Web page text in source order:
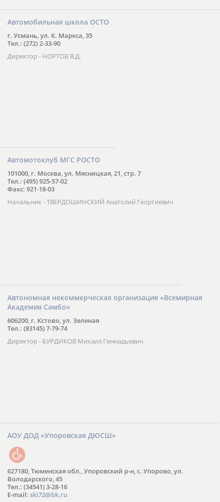
Автомобильная школа ОСТО
г. Усмань, ул. К. Маркса, 35
Тел.: (272) 2-33-90
Директор - НОРТОВ В.Д.
Автомотоклуб МГС РОСТО
101000, г. Москва, ул. Мясницкая, 21, стр. 7
Тел.: (495) 925-57-02
Факс: 921-18-03
Начальник - ТВЕРДОШИНСКИЙ Анатолий Георгиевич
Автономная некоммерческая организация «Всемирная
Академия Самбо»
606200, г. Кстово, ул. Зеленая
Тел.: (83145) 7-79-74
Директор - БУРДИКОВ Михаил Геннадьевич
АОУ ДОД «Упоровская ДЮСШ»
627180, Тюменская обл., Упоровский р-н, с. Упорово, ул.
Володарского, 45
Тел.: (34541) 3-28-16
E-mail: ski72@bk.ru